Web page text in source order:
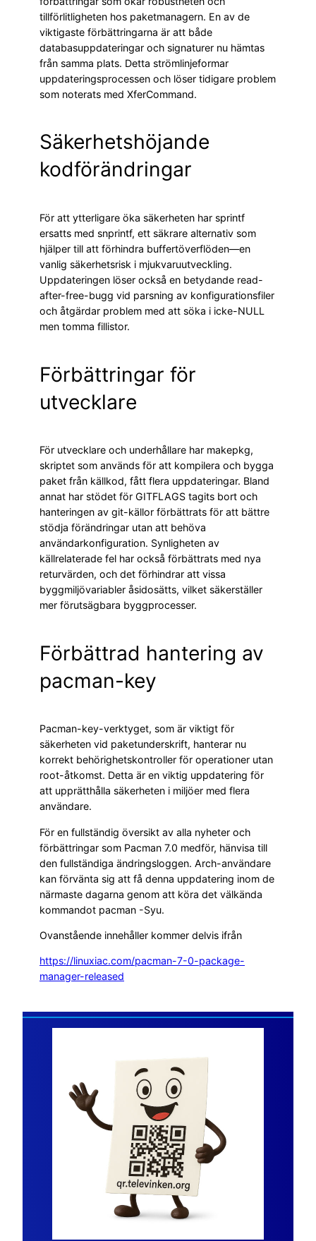
tillförlitligheten hos paketmanagern. En av de
viktigaste förbättringarna är att både
databasuppdateringar och signaturer nu hämtas
från samma plats. Detta strömlinjeformar
uppdateringsprocessen och löser tidigare problem
som noterats med XferCommand.
Säkerhetshöjande
kodförändringar
För att ytterligare öka säkerheten har sprintf
ersatts med snprintf, ett säkrare alternativ som
hjälper till att förhindra buffertöverflöden—en
vanlig säkerhetsrisk i mjukvaruutveckling.
Uppdateringen löser också en betydande read-
after-free-bugg vid parsning av konfigurationsfiler
och åtgärdar problem med att söka i icke-NULL
men tomma fillistor.
Förbättringar för
utvecklare
För utvecklare och underhållare har makepkg,
skriptet som används för att kompilera och bygga
paket från källkod, fått flera uppdateringar. Bland
annat har stödet för GITFLAGS tagits bort och
hanteringen av git-källor förbättrats för att bättre
stödja förändringar utan att behöva
användarkonfiguration. Synligheten av
källrelaterade fel har också förbättrats med nya
returvärden, och det förhindrar att vissa
byggmiljövariabler åsidosätts, vilket säkerställer
mer förutsägbara byggprocesser.
Förbättrad hantering av
pacman-key
Pacman-key-verktyget, som är viktigt för
säkerheten vid paketunderskrift, hanterar nu
korrekt behörighetskontroller för operationer utan
root-åtkomst. Detta är en viktig uppdatering för
att upprätthålla säkerheten i miljöer med flera
användare.
För en fullständig översikt av alla nyheter och
förbättringar som Pacman 7.0 medför, hänvisa till
den fullständiga ändringsloggen. Arch-användare
kan förvänta sig att få denna uppdatering inom de
närmaste dagarna genom att köra det välkända
kommandot pacman -Syu.
Ovanstående innehåller kommer delvis ifrån
https://linuxiac.com/pacman-7-0-package-
manager-released